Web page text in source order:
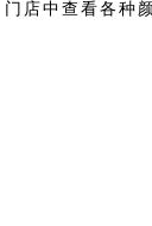
中查看各种颜